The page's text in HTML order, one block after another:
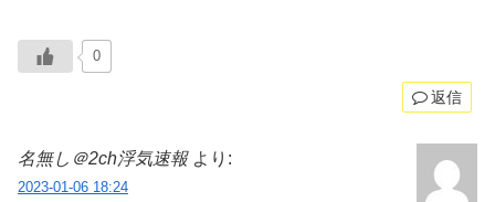
0
返信
名無し＠2ch浮気速報 より:
2023-01-06 18:24